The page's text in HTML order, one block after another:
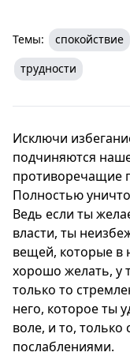
Темы: спокойствие
трудности
Исключи
подчиняются
противоречащие
Полностью
Ведь если ты
власти, ты
вещей, которые в
хорошо желать, у
только то
него, которое ты
воле, и то, только
послаблениями.